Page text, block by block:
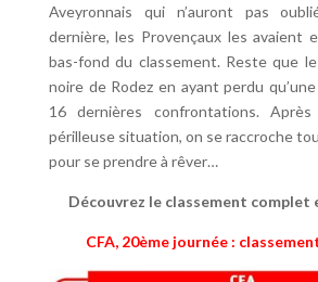
Aveyronnais qui n’auront pas
dernière, les Provençaux les avaient
bas-fond du classement. Reste que
noire de Rodez en ayant perdu
16 dernières confrontations.
périlleuse situation, on se raccroche
pour se prendre à rêver…
Découvrez le classement complet
CFA, 20ème journée :